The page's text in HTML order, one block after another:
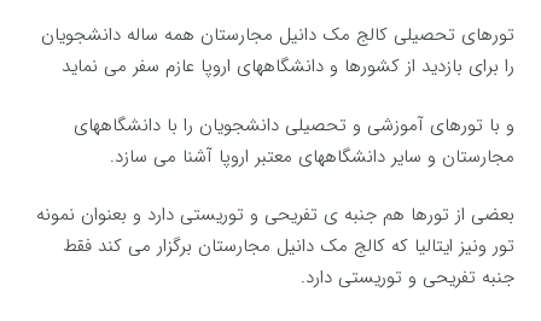
تورهای تحصیلی کالج مک دانیل مجارستان همه ساله دانشجویان
را برای بازدید از کشورها و دانشگاههای اروپا عازم سفر می نماید
و با تورهای آموزشی و تحصیلی دانشجویان را با دانشگاههای
مجارستان و سایر دانشگاههای معتبر اروپا آشنا می سازد.
بعضی از تورها هم جنبه ی تفریحی و توریستی دارد و بعنوان نمونه
تور ونیز ایتالیا که کالج مک دانیل مجارستان برگزار می کند فقط
جنبه تفریحی و توریستی دارد.